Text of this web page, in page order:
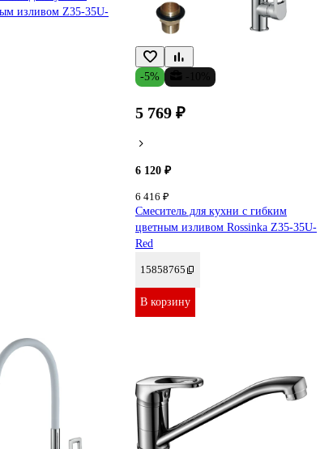
изливом Z35-35U-
-5%
5 769 ₽
6 120 ₽
6 416 ₽
Смеситель для кухни с гибким
цветным изливом Rossinka Z35-35U-
Red
15858765
В корзину